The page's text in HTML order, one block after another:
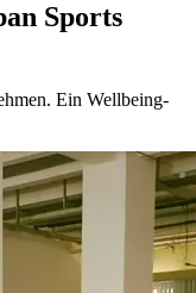
Sports
Ein Wellbeing-